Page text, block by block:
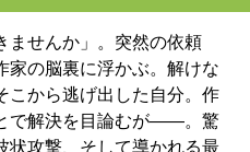
ませんか」。突然の依頼
家の脳裏に浮かぶ。解けな
こから逃げ出した自分。作
で解決を目論むが――。驚
状攻撃、そして導かれる最